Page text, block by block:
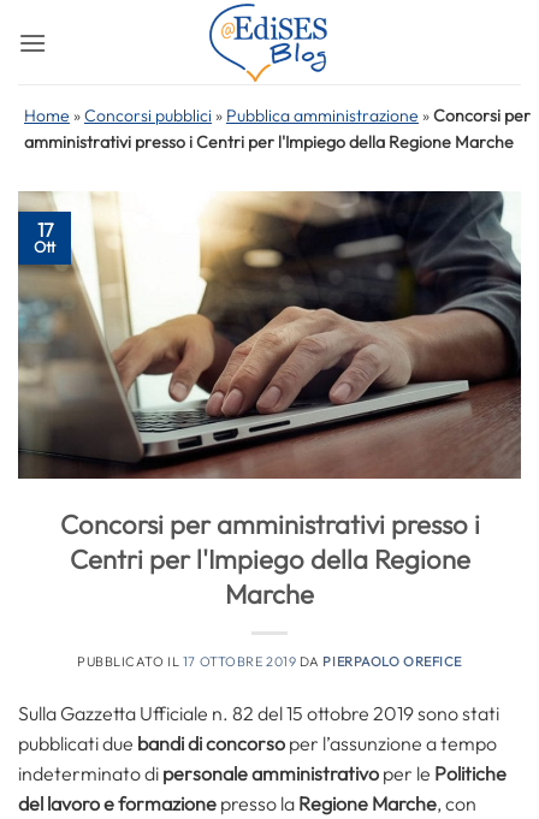
Home »Concorsi pubblici » Pubblica amministrazione »Concorsi per
amministrativi presso i Centri per l'Impiego della Regione Marche
17
Ott
Concorsi per amministrativi presso i
Centri per l'Impiego della Regione
Marche
PUBBLICATO IL 17 OTTOBRE 2019 DA PIERPAOLO OREFICE
Sulla Gazzetta Ufficiale n. 82 del 15 ottobre 2019 sono stati
pubblicati due bandi di concorso per l’assunzione a tempo
indeterminato di personale amministrativo per le Politiche
del lavoro e formazione presso la Regione Marche, con